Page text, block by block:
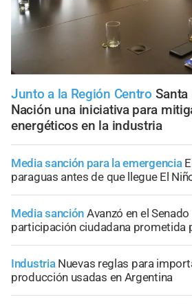
Junto a la Región Centro Santa
Nación una iniciativa para
energéticos en la industria
Media sanción para la emergencia
paraguas antes de que llegue El
Media sanción Avanzó en el
participación ciudadana prometida
Industria Nuevas reglas para
producción usadas en Argentina